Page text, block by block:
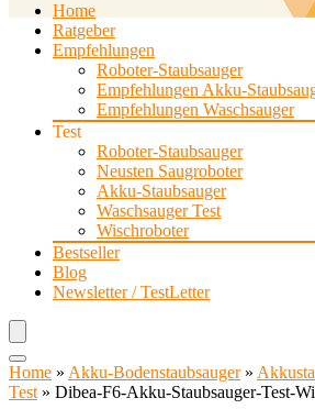
Home
Ratgeber
Empfehlungen
Roboter-Staubsauger
Empfehlungen Akku-
Empfehlungen Waschsauger
Test
Roboter-Staubsauger
Neusten Saugroboter
Akku-Staubsauger
Waschsauger Test
Wischroboter
Bestseller
Blog
Newsletter / TestLetter
Home » Akku-Bodenstaubsauger»
Test » Dibea-F6-Akku-Staubsauger-Test-